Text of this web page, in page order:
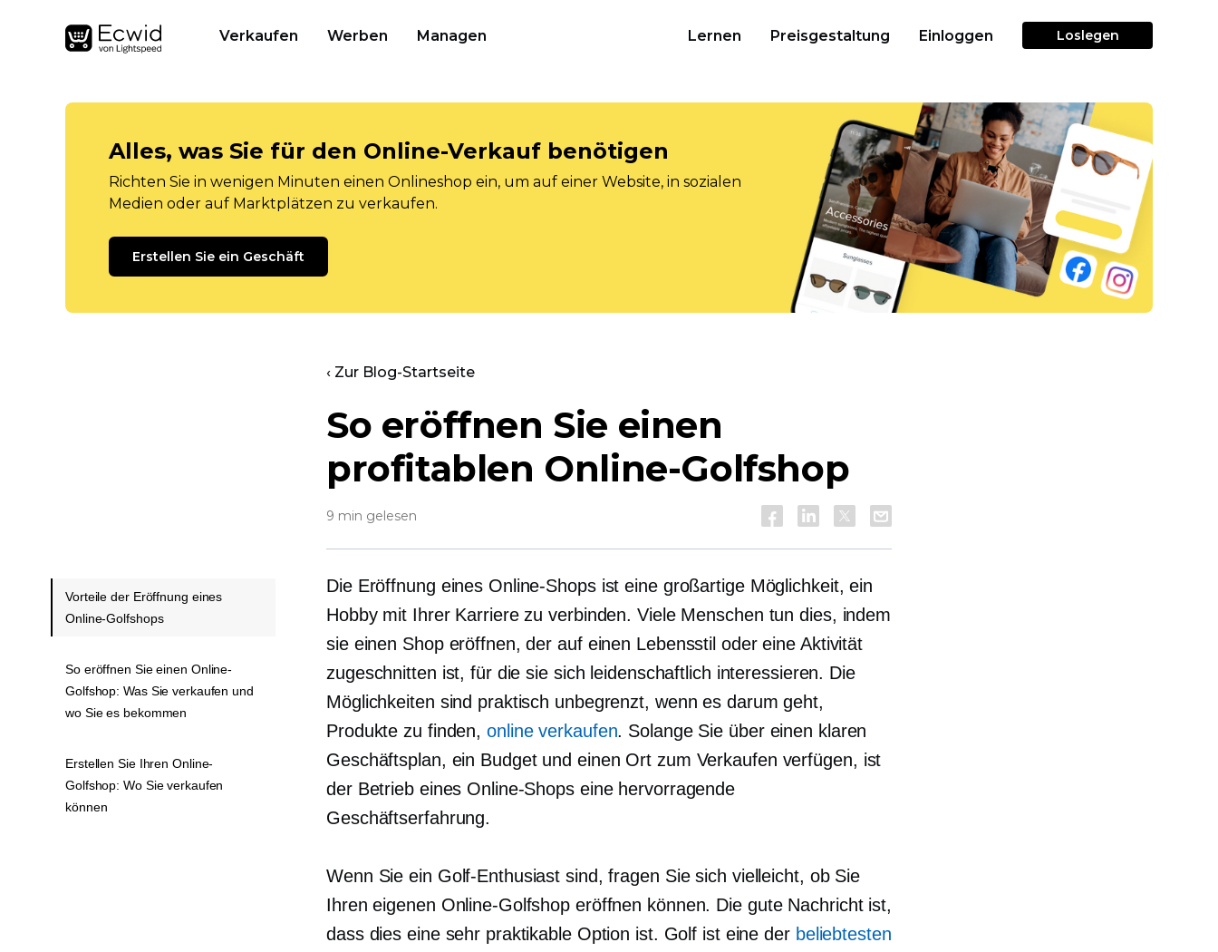
Verkaufen Werben Managen Lernen Preisgestaltung Einloggen Loslegen
Alles, was Sie für den Online-Verkauf benötigen
Richten Sie in wenigen Minuten einen Onlineshop ein, um auf einer Website, in sozialen
Medien oder auf Marktplätzen zu verkaufen.
Erstellen Sie ein Geschäft
‹ Zur Blog-Startseite
So eröffnen Sie einen
profitablen Online-Golfshop
9 min gelesen
Die Eröffnung eines Online-Shops ist eine großartige Möglichkeit, ein
Hobby mit Ihrer Karriere zu verbinden. Viele Menschen tun dies, indem
sie einen Shop eröffnen, der auf einen Lebensstil oder eine Aktivität
zugeschnitten ist, für die sie sich leidenschaftlich interessieren. Die
Möglichkeiten sind praktisch unbegrenzt, wenn es darum geht,
Produkte zu finden, online verkaufen. Solange Sie über einen klaren
Geschäftsplan, ein Budget und einen Ort zum Verkaufen verfügen, ist
der Betrieb eines Online-Shops eine hervorragende
Geschäftserfahrung.
Wenn Sie ein Golf-Enthusiast sind, fragen Sie sich vielleicht, ob Sie
Ihren eigenen Online-Golfshop eröffnen können. Die gute Nachricht ist,
dass dies eine sehr praktikable Option ist. Golf ist eine der beliebtesten
Vorteile der Eröffnung eines
Online-Golfshops
So eröffnen Sie einen Online-
Golfshop: Was Sie verkaufen und
wo Sie es bekommen
Erstellen Sie Ihren Online-
Golfshop: Wo Sie verkaufen
können